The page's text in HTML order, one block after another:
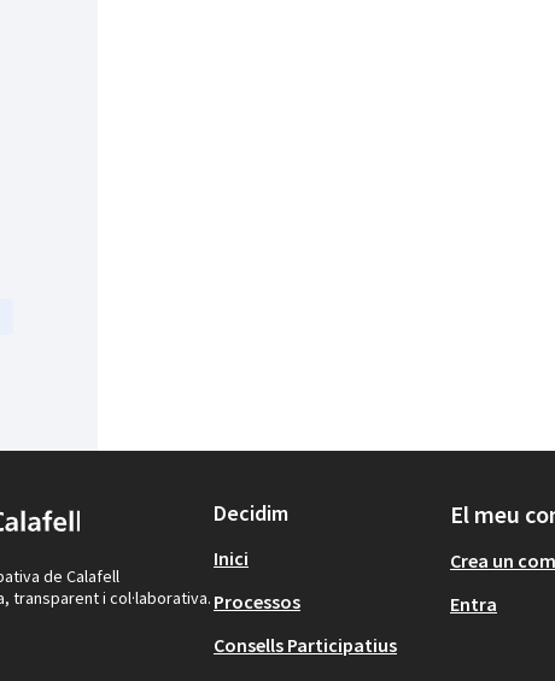
de Calafell
transparent i col·laborativa.
Decidim
Inici
Processos
Consells Participatius
El meu
Crea un
Entra